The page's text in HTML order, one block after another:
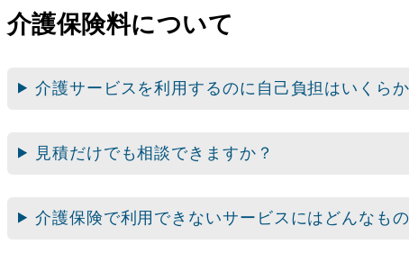
介護保険料について
介護サービスを利用するのに自己負担はいくら
見積だけでも相談できますか？
介護保険で利用できないサービスにはどんなも